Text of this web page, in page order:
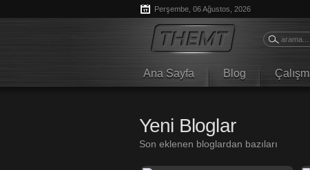
Perşembe, 06Ağustos, 2026
Ana Sayfa Blog
Yeni Bloglar
Son eklenen bloglardan bazıları